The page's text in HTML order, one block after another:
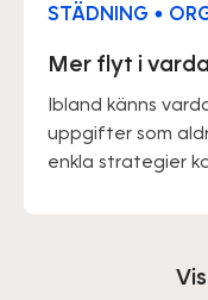
STÄDNING •
Mer flyt i
Ibland känns
uppgifter som
enkla strategier